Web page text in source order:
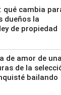
qué cambia
dueños la
de propiedad
de amor de
de la
bailando